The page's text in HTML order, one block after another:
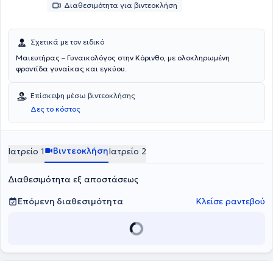
Διαθεσιμότητα για βιντεοκλήση
Σχετικά με τον ειδικό
Μαιευτήρας – Γυναικολόγος στην Κόρινθο, με ολοκληρωμένη
φροντίδα γυναίκας και εγκύου.
Επίσκεψη μέσω βιντεοκλήσης
Δες το κόστος
Ιατρείο 1 ΒιντεοκλήσηΙατρείο 2
Διαθεσιμότητα εξ αποστάσεως
Επόμενη διαθεσιμότητα
Κλείσε ραντεβού